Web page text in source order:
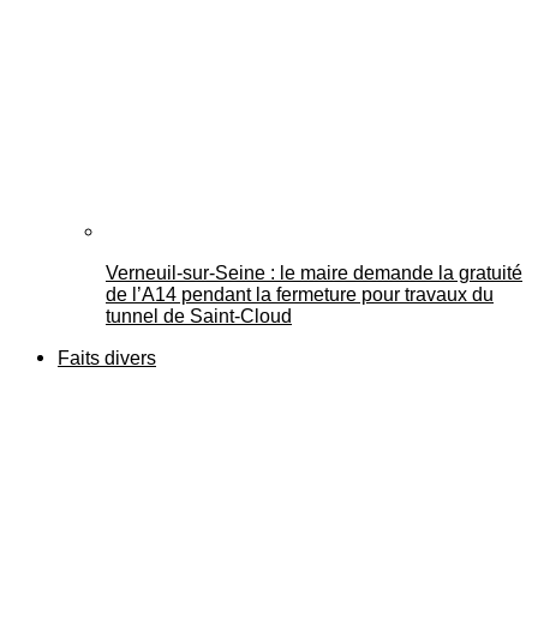
Verneuil-sur-Seine : le maire demande la gratuité
de l’A14 pendant la fermeture pour travaux du
tunnel de Saint-Cloud
Faits divers